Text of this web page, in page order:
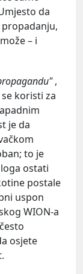
da
– i
,
koristi za
je da
to je
ostati
postale
uspon
WION-a
osjete